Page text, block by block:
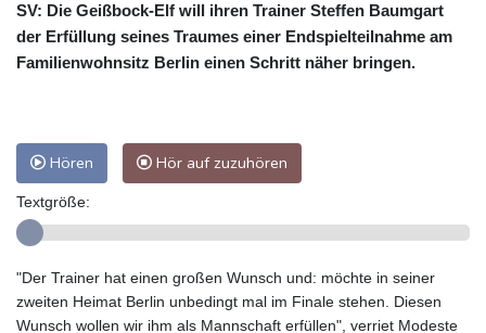
SV: Die Geißbock-Elf will ihren Trainer Steffen Baumgart
der Erfüllung seines Traumes einer Endspielteilnahme am
Familienwohnsitz Berlin einen Schritt näher bringen.
Hören Hör auf zuzuhören
Textgröße:
"Der Trainer hat einen großen Wunsch und: möchte in seiner
zweiten Heimat Berlin unbedingt mal im Finale stehen. Diesen
Wunsch wollen wir ihm als Mannschaft erfüllen", verriet Modeste